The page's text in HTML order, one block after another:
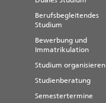
Berufsbegleitendes
Studium
Bewerbung und
Immatrikulation
Studium organisieren
Studienberatung
Semestertermine